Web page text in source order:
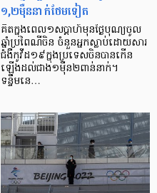
១,២ម៉ឺននាក់ថែមទៀត
គិតក្នុងពេល១សប្តាហ៍មុនថ្ងៃបុណ្យចូល
ឆ្នាំប្រពៃណីចិន ចំនួនអ្នកស្លាប់ដោយសារ
ជំងឺកូវីដ១៩ក្នុងប្រទេសចិនបានកើន
ឡើងដល់ជាង១ម៉ឺន២ពាន់នាក់។
ទន្ទឹមនេ…